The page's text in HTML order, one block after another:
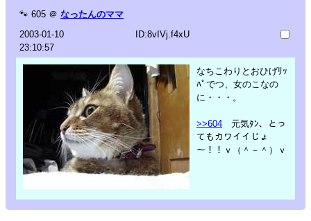
🐾 605 ＠ なったんのママ
2003-01-10
23:10:57
ID:8vIVj.f4xU
なちこわりとおひげﾘｯ
ﾊﾟでつ、女のこなの
に・・・。
>>604 元気ﾀﾝ、とっ
てもカワイイじょ
～！！ｖ（＾－＾）ｖ